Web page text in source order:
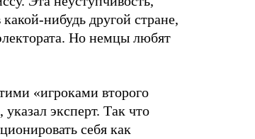
нибудь другой стране,
Но немцы любят
«игроками второго
эксперт. Так что
себя как